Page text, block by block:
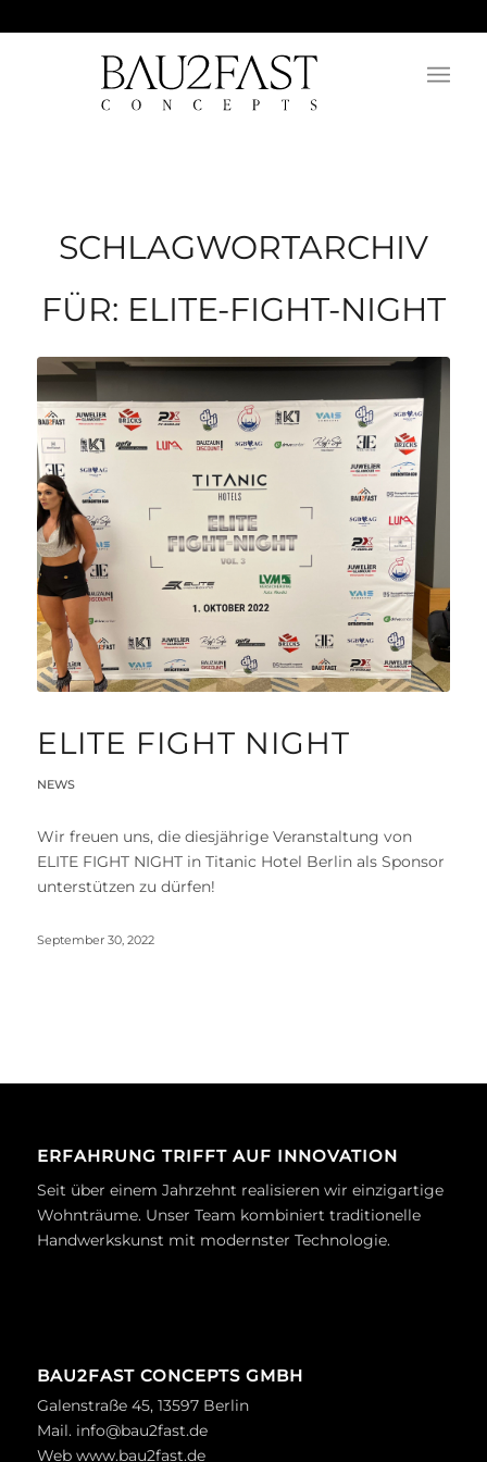
SCHLAGWORTARCHIV
FÜR: ELITE-FIGHT-NIGHT
ELITE FIGHT NIGHT
NEWS
Wir freuen uns, die diesjährige Veranstaltung von
ELITE FIGHT NIGHT in Titanic Hotel Berlin als Sponsor
unterstützen zu dürfen!
September 30, 2022
ERFAHRUNG TRIFFT AUF INNOVATION
Seit über einem Jahrzehnt realisieren wir einzigartige
Wohnträume. Unser Team kombiniert traditionelle
Handwerkskunst mit modernster Technologie.
BAU2FAST CONCEPTS GMBH
Galenstraße 45, 13597 Berlin
Mail. info@bau2fast.de
Web www.bau2fast.de